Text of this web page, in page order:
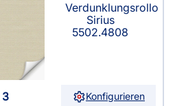
Verdunklungsrollo
Sirius
5502.4808
3 Konfigurieren